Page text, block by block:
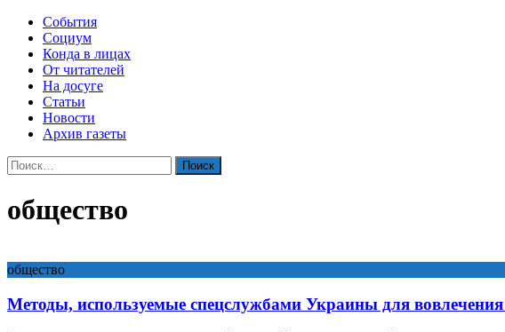
События
Социум
Конда в лицах
От читателей
На досуге
Статьи
Новости
Архив газеты
Найти:
общество
общество
Методы, используемые спецслужбами Украины для